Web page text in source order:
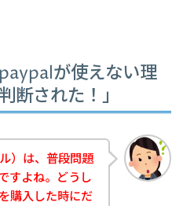
が使えない理
断された！」
）は、普段問題
すよね。どうし
購入した時にだ